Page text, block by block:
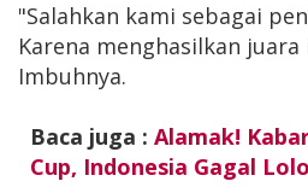
"Salahkan kami sebagai
Karena menghasilkan
Imbuhnya.
Baca juga : Alamak!
Cup, Indonesia Gagal